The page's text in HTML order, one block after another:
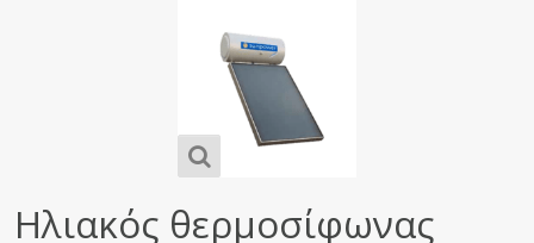
Ηλιακός θερμοσίφωνας